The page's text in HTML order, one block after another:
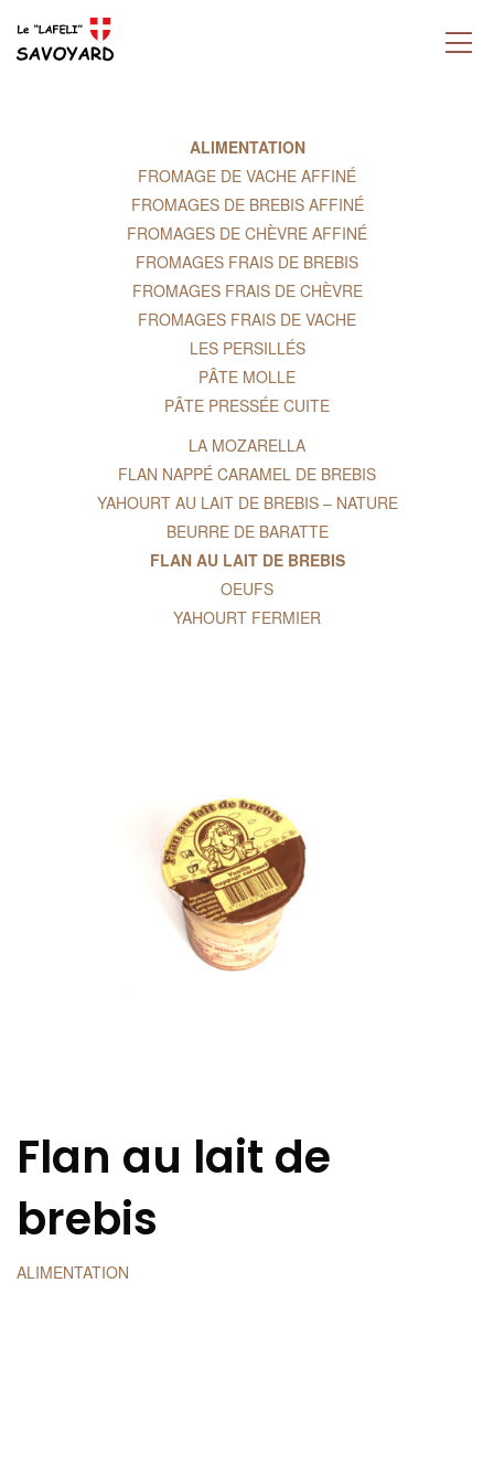
ALIMENTATION
FROMAGE DE VACHE AFFINÉ
FROMAGES DE BREBIS AFFINÉ
FROMAGES DE CHÈVRE AFFINÉ
FROMAGES FRAIS DE BREBIS
FROMAGES FRAIS DE CHÈVRE
FROMAGES FRAIS DE VACHE
LES PERSILLÉS
PÂTE MOLLE
PÂTE PRESSÉE CUITE
LA MOZARELLA
FLAN NAPPÉ CARAMEL DE BREBIS
YAHOURT AU LAIT DE BREBIS – NATURE
BEURRE DE BARATTE
FLAN AU LAIT DE BREBIS
OEUFS
YAHOURT FERMIER
Flan au lait de
brebis
ALIMENTATION